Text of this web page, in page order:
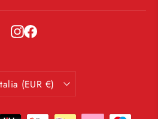
Instagram
Facebook
(EUR €)